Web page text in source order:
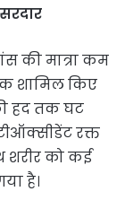
की मात्रा कम
शामिल किए
हद तक घट
रक्त
शरीर को कई
है।